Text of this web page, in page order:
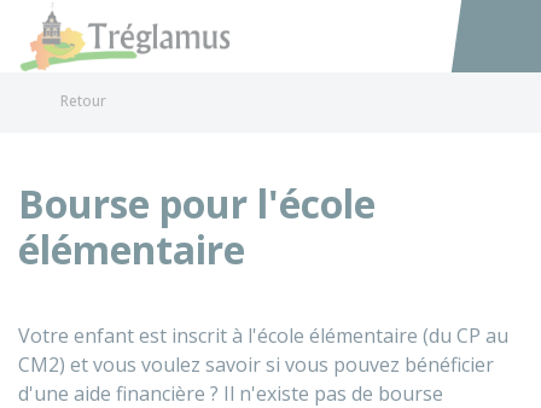
Accéder
Retour
Bourse pour l'école
élémentaire
Votre enfant est inscrit à l'école élémentaire (du CP au
CM2) et vous voulez savoir si vous pouvez bénéficier
d'une aide financière ? Il n'existe pas de bourse